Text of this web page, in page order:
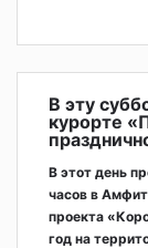
В эту
курорте
В этот день
часов в
проекта
год на